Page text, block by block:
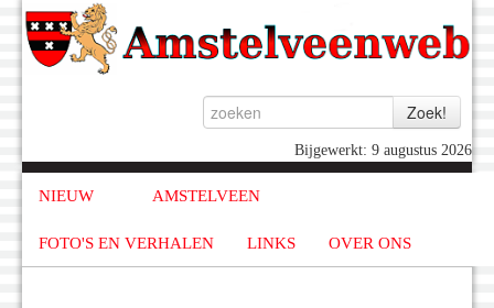
Bijgewerkt: 9 augustus 2026
NIEUW AMSTELVEEN
FOTO'S EN VERHALEN LINKS OVER ONS